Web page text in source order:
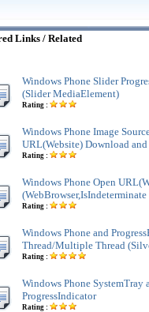
Links / Related
Windows Phone Slider
(Slider MediaElement)
Rating :
Windows Phone Image
URL(Website) Download and
Rating :
Windows Phone Open
(WebBrowser,IsIndeterminate
Rating :
Windows Phone and
Thread/Multiple Thread
Rating :
Windows Phone SystemTray
ProgressIndicator
Rating :